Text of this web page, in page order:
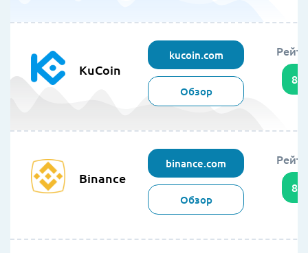
KuCoin
kucoin.com
Обзор
89
Binance
binance.com
Обзор
86